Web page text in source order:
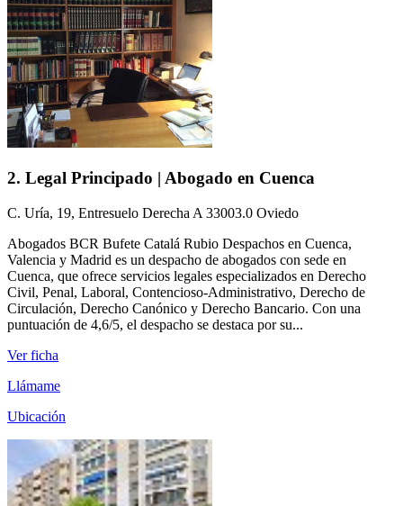
2. Legal Principado | Abogado en Cuenca
C. Uría, 19, Entresuelo Derecha A 33003.0 Oviedo
Abogados BCR Bufete Catalá Rubio Despachos en Cuenca,
Valencia y Madrid es un despacho de abogados con sede en
Cuenca, que ofrece servicios legales especializados en Derecho
Civil, Penal, Laboral, Contencioso-Administrativo, Derecho de
Circulación, Derecho Canónico y Derecho Bancario. Con una
puntuación de 4,6/5, el despacho se destaca por su...
Ver ficha
Llámame
Ubicación